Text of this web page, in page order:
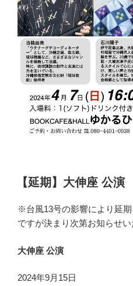
【延期】大伸座 公演
※台風13号の影響により延
ですが決まり次第お知らせい
大伸座 公演
2024年9月15日